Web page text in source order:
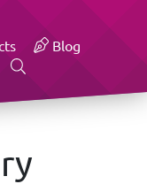
Blog